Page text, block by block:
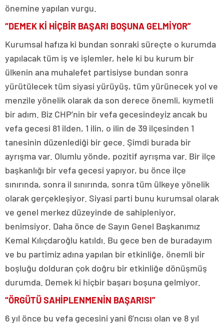
önemine yapılan vurgu.
“DEMEK Kİ HİÇBİR BAŞARI BOŞUNA GELMİYOR”
Kurumsal hafıza ki bundan sonraki süreçte o kurumda
yapılacak tüm iş ve işlemler, hele ki bu kurum bir
ülkenin ana muhalefet partisiyse bundan sonra
yürütülecek tüm siyasi yürüyüş, tüm yürünecek yol ve
menzile yönelik olarak da son derece önemli, kıymetli
bir adım. Biz CHP’nin bir vefa gecesindeyiz ancak bu
vefa gecesi 81 ilden, 1 ilin, o ilin de 39 ilçesinden 1
tanesinin düzenlediği bir gece. Şimdi burada bir
ayrışma var. Olumlu yönde, pozitif ayrışma var. Bir ilçe
başkanlığı bir vefa gecesi yapıyor, bu önce ilçe
sınırında, sonra il sınırında, sonra tüm ülkeye yönelik
olarak gerçekleşiyor. Siyasi parti bunu kurumsal olarak
ve genel merkez düzeyinde de sahipleniyor,
benimsiyor. Daha önce de Sayın Genel Başkanımız
Kemal Kılıçdaroğlu katıldı. Bu gece ben de buradayım
ve bu partimiz adına yapılan bir etkinliğe, önemli bir
boşluğu dolduran çok doğru bir etkinliğe dönüşmüş
durumda. Demek ki hiçbir başarı boşuna gelmiyor.
“ÖRGÜTÜ SAHİPLENMENİN BAŞARISI”
6 yıl önce bu vefa gecesini yani 6’ncısı olan ve 8 yıl